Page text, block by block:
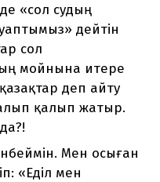
«сол судың
дейтін
сол
мойнына итере
деп айту
қалып жатыр.
Мен осыған
«Еділ мен